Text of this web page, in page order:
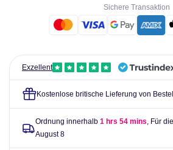
Proteinpulver
700
Gramm
100
Formel
-
Gramm
Sichere Transaktion
Exzellent
Kostenlose britische Lieferung von
Ordnung innerhalb 1 hrs 54 mins, Für
August 8